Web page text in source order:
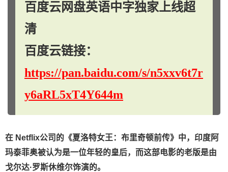
百度云网盘英语中字独家上线超
清
百度云链接：
https://pan.baidu.com/s/n5xxv6t7r
y6aRL5xT4Y644m
在 Netflix公司的《夏洛特女王：布里奇顿前传》中，印度阿
玛泰菲奥被认为是一位年轻的皇后，而这部电影的老版是由
戈尔达·罗斯休维尔饰演的。